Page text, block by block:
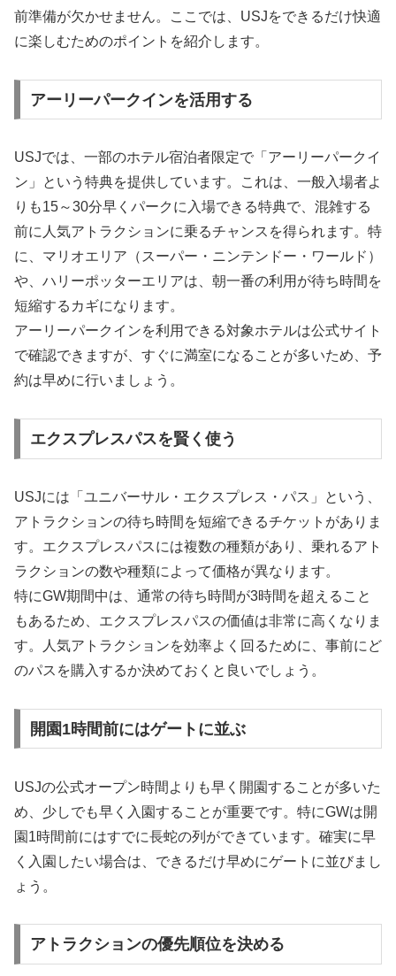
前準備が欠かせません。ここでは、USJをできるだけ快適
に楽しむためのポイントを紹介します。
アーリーパークインを活用する
USJでは、一部のホテル宿泊者限定で「アーリーパークイ
ン」という特典を提供しています。これは、一般入場者よ
りも15～30分早くパークに入場できる特典で、混雑する
前に人気アトラクションに乗るチャンスを得られます。特
に、マリオエリア（スーパー・ニンテンドー・ワールド）
や、ハリーポッターエリアは、朝一番の利用が待ち時間を
短縮するカギになります。
アーリーパークインを利用できる対象ホテルは公式サイト
で確認できますが、すぐに満室になることが多いため、予
約は早めに行いましょう。
エクスプレスパスを賢く使う
USJには「ユニバーサル・エクスプレス・パス」という、
アトラクションの待ち時間を短縮できるチケットがありま
す。エクスプレスパスには複数の種類があり、乗れるアト
ラクションの数や種類によって価格が異なります。
特にGW期間中は、通常の待ち時間が3時間を超えること
もあるため、エクスプレスパスの価値は非常に高くなりま
す。人気アトラクションを効率よく回るために、事前にど
のパスを購入するか決めておくと良いでしょう。
開園1時間前にはゲートに並ぶ
USJの公式オープン時間よりも早く開園することが多いた
め、少しでも早く入園することが重要です。特にGWは開
園1時間前にはすでに長蛇の列ができています。確実に早
く入園したい場合は、できるだけ早めにゲートに並びまし
ょう。
アトラクションの優先順位を決める